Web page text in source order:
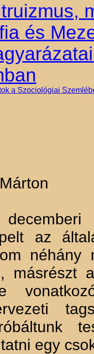
és
a Szociológiai
az
néhány
másrészt
egy